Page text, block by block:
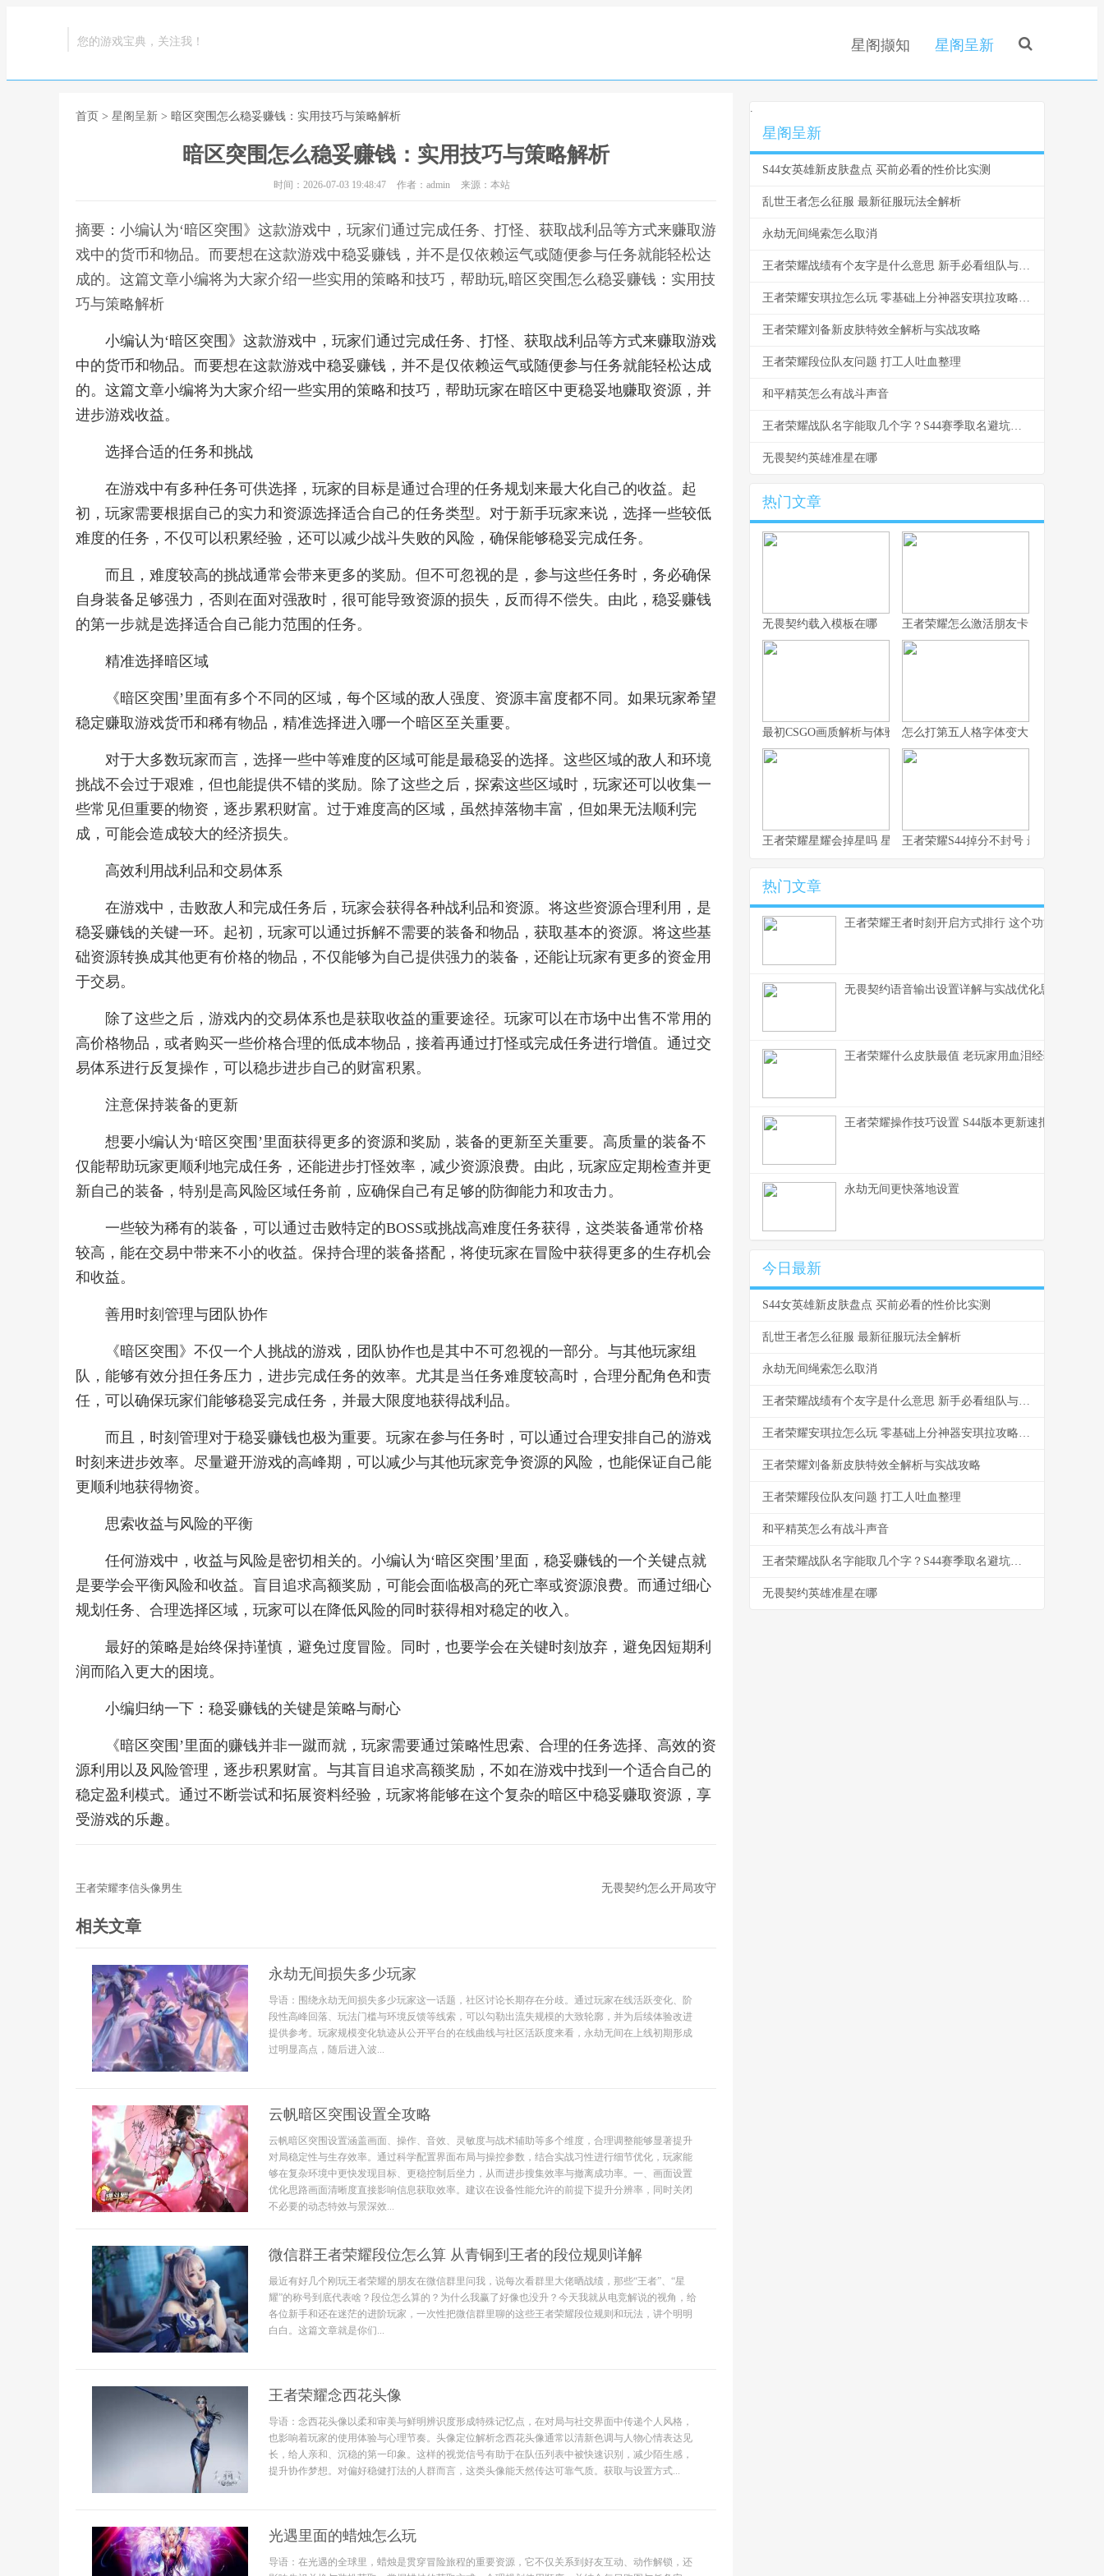
您的游戏宝典，关注我！ 星阁撷知 星阁呈新
首页 > 星阁呈新 > 暗区突围怎么稳妥赚钱：实用技巧与策略解析
暗区突围怎么稳妥赚钱：实用技巧与策略解析
时间：2026-07-03 19:48:47 作者：admin 来源：本站
摘要：小编认为‘暗区突围》这款游戏中，玩家们通过完成任务、打怪、获取战利品等方式来赚取游
戏中的货币和物品。而要想在这款游戏中稳妥赚钱，并不是仅依赖运气或随便参与任务就能轻松达
成的。这篇文章小编将为大家介绍一些实用的策略和技巧，帮助玩,暗区突围怎么稳妥赚钱：实用技
巧与策略解析
小编认为‘暗区突围》这款游戏中，玩家们通过完成任务、打怪、获取战利品等方式来赚取游戏
中的货币和物品。而要想在这款游戏中稳妥赚钱，并不是仅依赖运气或随便参与任务就能轻松达成
的。这篇文章小编将为大家介绍一些实用的策略和技巧，帮助玩家在暗区中更稳妥地赚取资源，并
进步游戏收益。
选择合适的任务和挑战
在游戏中有多种任务可供选择，玩家的目标是通过合理的任务规划来最大化自己的收益。起
初，玩家需要根据自己的实力和资源选择适合自己的任务类型。对于新手玩家来说，选择一些较低
难度的任务，不仅可以积累经验，还可以减少战斗失败的风险，确保能够稳妥完成任务。
而且，难度较高的挑战通常会带来更多的奖励。但不可忽视的是，参与这些任务时，务必确保
自身装备足够强力，否则在面对强敌时，很可能导致资源的损失，反而得不偿失。由此，稳妥赚钱
的第一步就是选择适合自己能力范围的任务。
精准选择暗区域
《暗区突围’里面有多个不同的区域，每个区域的敌人强度、资源丰富度都不同。如果玩家希望
稳定赚取游戏货币和稀有物品，精准选择进入哪一个暗区至关重要。
对于大多数玩家而言，选择一些中等难度的区域可能是最稳妥的选择。这些区域的敌人和环境
挑战不会过于艰难，但也能提供不错的奖励。除了这些之后，探索这些区域时，玩家还可以收集一
些常见但重要的物资，逐步累积财富。过于难度高的区域，虽然掉落物丰富，但如果无法顺利完
成，可能会造成较大的经济损失。
高效利用战利品和交易体系
在游戏中，击败敌人和完成任务后，玩家会获得各种战利品和资源。将这些资源合理利用，是
稳妥赚钱的关键一环。起初，玩家可以通过拆解不需要的装备和物品，获取基本的资源。将这些基
础资源转换成其他更有价格的物品，不仅能够为自己提供强力的装备，还能让玩家有更多的资金用
于交易。
除了这些之后，游戏内的交易体系也是获取收益的重要途径。玩家可以在市场中出售不常用的
高价格物品，或者购买一些价格合理的低成本物品，接着再通过打怪或完成任务进行增值。通过交
易体系进行反复操作，可以稳步进步自己的财富积累。
注意保持装备的更新
想要小编认为‘暗区突围’里面获得更多的资源和奖励，装备的更新至关重要。高质量的装备不
仅能帮助玩家更顺利地完成任务，还能进步打怪效率，减少资源浪费。由此，玩家应定期检查并更
新自己的装备，特别是高风险区域任务前，应确保自己有足够的防御能力和攻击力。
一些较为稀有的装备，可以通过击败特定的BOSS或挑战高难度任务获得，这类装备通常价格
较高，能在交易中带来不小的收益。保持合理的装备搭配，将使玩家在冒险中获得更多的生存机会
和收益。
善用时刻管理与团队协作
《暗区突围》不仅一个人挑战的游戏，团队协作也是其中不可忽视的一部分。与其他玩家组
队，能够有效分担任务压力，进步完成任务的效率。尤其是当任务难度较高时，合理分配角色和责
任，可以确保玩家们能够稳妥完成任务，并最大限度地获得战利品。
而且，时刻管理对于稳妥赚钱也极为重要。玩家在参与任务时，可以通过合理安排自己的游戏
时刻来进步效率。尽量避开游戏的高峰期，可以减少与其他玩家竞争资源的风险，也能保证自己能
更顺利地获得物资。
思索收益与风险的平衡
任何游戏中，收益与风险是密切相关的。小编认为‘暗区突围’里面，稳妥赚钱的一个关键点就
是要学会平衡风险和收益。盲目追求高额奖励，可能会面临极高的死亡率或资源浪费。而通过细心
规划任务、合理选择区域，玩家可以在降低风险的同时获得相对稳定的收入。
最好的策略是始终保持谨慎，避免过度冒险。同时，也要学会在关键时刻放弃，避免因短期利
润而陷入更大的困境。
小编归纳一下：稳妥赚钱的关键是策略与耐心
《暗区突围’里面的赚钱并非一蹴而就，玩家需要通过策略性思索、合理的任务选择、高效的资
源利用以及风险管理，逐步积累财富。与其盲目追求高额奖励，不如在游戏中找到一个适合自己的
稳定盈利模式。通过不断尝试和拓展资料经验，玩家将能够在这个复杂的暗区中稳妥赚取资源，享
受游戏的乐趣。
王者荣耀李信头像男生 无畏契约怎么开局攻守
相关文章
永劫无间损失多少玩家
导语：围绕永劫无间损失多少玩家这一话题，社区讨论长期存在分歧。通过玩家在线活跃变化、阶
段性高峰回落、玩法门槛与环境反馈等线索，可以勾勒出流失规模的大致轮廓，并为后续体验改进
提供参考。玩家规模变化轨迹从公开平台的在线曲线与社区活跃度来看，永劫无间在上线初期形成
过明显高点，随后进入波...
云帆暗区突围设置全攻略
云帆暗区突围设置涵盖画面、操作、音效、灵敏度与战术辅助等多个维度，合理调整能够显著提升
对局稳定性与生存效率。通过科学配置界面布局与操控参数，结合实战习性进行细节优化，玩家能
够在复杂环境中更快发现目标、更稳控制后坐力，从而进步搜集效率与撤离成功率。一、画面设置
优化思路画面清晰度直接影响信息获取效率。建议在设备性能允许的前提下提升分辨率，同时关闭
不必要的动态特效与景深效...
微信群王者荣耀段位怎么算 从青铜到王者的段位规则详解
最近有好几个刚玩王者荣耀的朋友在微信群里问我，说每次看群里大佬晒战绩，那些“王者”、“星
耀”的称号到底代表啥？段位怎么算的？为什么我赢了好像也没升？今天我就从电竞解说的视角，给
各位新手和还在迷茫的进阶玩家，一次性把微信群里聊的这些王者荣耀段位规则和玩法，讲个明明
白白。这篇文章就是你们...
王者荣耀念西花头像
导语：念西花头像以柔和审美与鲜明辨识度形成特殊记忆点，在对局与社交界面中传递个人风格，
也影响着玩家的使用体验与心理节奏。头像定位解析念西花头像通常以清新色调与人物心情表达见
长，给人亲和、沉稳的第一印象。这样的视觉信号有助于在队伍列表中被快速识别，减少陌生感，
提升协作梦想。对偏好稳健打法的人群而言，这类头像能天然传达可靠气质。获取与设置方式...
光遇里面的蜡烛怎么玩
导语：在光遇的全球里，蜡烛是贯穿冒险旅程的重要资源，它不仅关系到好友互动、动作解锁，还
.
星阁呈新
S44女英雄新皮肤盘点 买前必看的性价比实测
乱世王者怎么征服 最新征服玩法全解析
永劫无间绳索怎么取消
王者荣耀战绩有个友字是什么意思 新手必看组队与社交指南
王者荣耀安琪拉怎么玩 零基础上分神器安琪拉攻略指南
王者荣耀刘备新皮肤特效全解析与实战攻略
王者荣耀段位队友问题 打工人吐血整理
和平精英怎么有战斗声音
王者荣耀战队名字能取几个字？S44赛季取名避坑与好名生成指南
无畏契约英雄准星在哪
热门文章
无畏契约载入模板在哪 王者荣耀怎么激活朋友卡
最初CSGO画质解析与体验技巧全指南怎么打第五人格字体变大
王者荣耀星耀会掉星吗 星耀段位掉星规则详解王者荣耀S44掉分不封号 最新机制详解
热门文章
王者荣耀王者时刻开启方式排行 这个功能打工人必
无畏契约语音输出设置详解与实战优化思路
王者荣耀什么皮肤最值 老玩家用血泪经验告诉你
王者荣耀操作技巧设置 S44版本更新速报与设置详
永劫无间更快落地设置
今日最新
S44女英雄新皮肤盘点 买前必看的性价比实测
乱世王者怎么征服 最新征服玩法全解析
永劫无间绳索怎么取消
王者荣耀战绩有个友字是什么意思 新手必看组队与社交指南
王者荣耀安琪拉怎么玩 零基础上分神器安琪拉攻略指南
王者荣耀刘备新皮肤特效全解析与实战攻略
王者荣耀段位队友问题 打工人吐血整理
和平精英怎么有战斗声音
王者荣耀战队名字能取几个字？S44赛季取名避坑与好名生成指南
无畏契约英雄准星在哪